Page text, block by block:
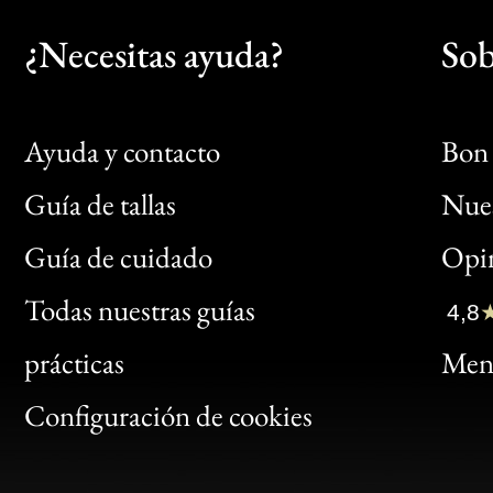
¿Necesitas ayuda?
Ayuda y contacto
Guía de tallas
Guía de cuidado
Todas nuestras guías
prácticas
Configuración de cookies
Bon
Clic
Bon
4,8